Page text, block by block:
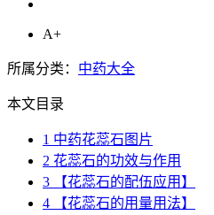
A+
所属分类： 中药大全
本文目录
1 中药花蕊石图片
2 花蕊石的功效与作用
3 【花蕊石的配伍应用】
4 【花蕊石的用量用法】